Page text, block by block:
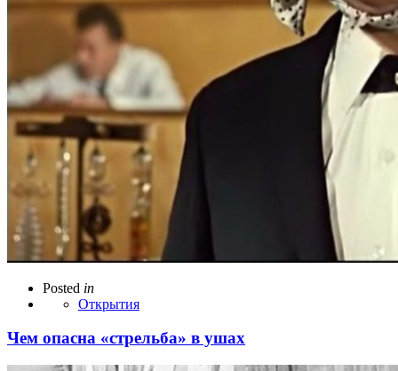
Posted in
Открытия
Чем опасна «стрельба» в ушах